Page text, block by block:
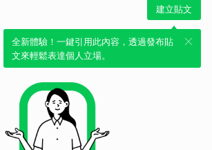
建立貼文
全新體驗！一鍵引用此內容，透過發布貼
文來輕鬆表達個人立場。